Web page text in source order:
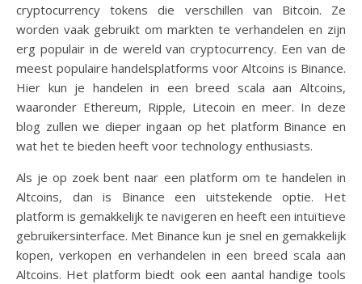
cryptocurrency tokens die verschillen van Bitcoin. Ze
worden vaak gebruikt om markten te verhandelen en zijn
erg populair in de wereld van cryptocurrency. Een van de
meest populaire handelsplatforms voor Altcoins is Binance.
Hier kun je handelen in een breed scala aan Altcoins,
waaronder Ethereum, Ripple, Litecoin en meer. In deze
blog zullen we dieper ingaan op het platform Binance en
wat het te bieden heeft voor technology enthusiasts.
Als je op zoek bent naar een platform om te handelen in
Altcoins, dan is Binance een uitstekende optie. Het
platform is gemakkelijk te navigeren en heeft een intuïtieve
gebruikersinterface. Met Binance kun je snel en gemakkelijk
kopen, verkopen en verhandelen in een breed scala aan
Altcoins. Het platform biedt ook een aantal handige tools